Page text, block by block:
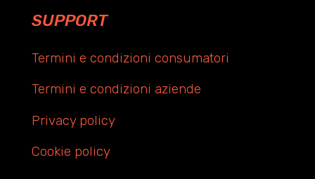
SUPPORT
Termini e condizioni consumatori
Termini e condizioni aziende
Privacy policy
Cookie policy